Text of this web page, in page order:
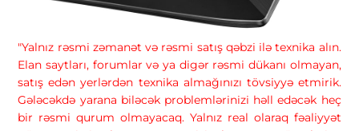
"Yalnız rəsmi zəmanət və rəsmi satış qəbzi ilə texnika alın.
Elan saytları, forumlar və ya digər rəsmi dükanı olmayan,
satış edən yerlərdən texnika almağınızı tövsiyyə etmirik.
Gələcəkdə yarana biləcək problemlərinizi həll edəcək heç
bir rəsmi qurum olmayacaq. Yalnız real olaraq fəaliyyət